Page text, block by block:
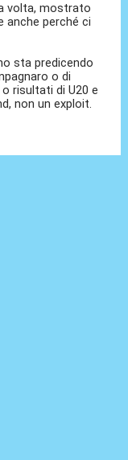
volta, mostrato
anche perché ci
sta predicendo
o di
risultati di U20 e
non un exploit.